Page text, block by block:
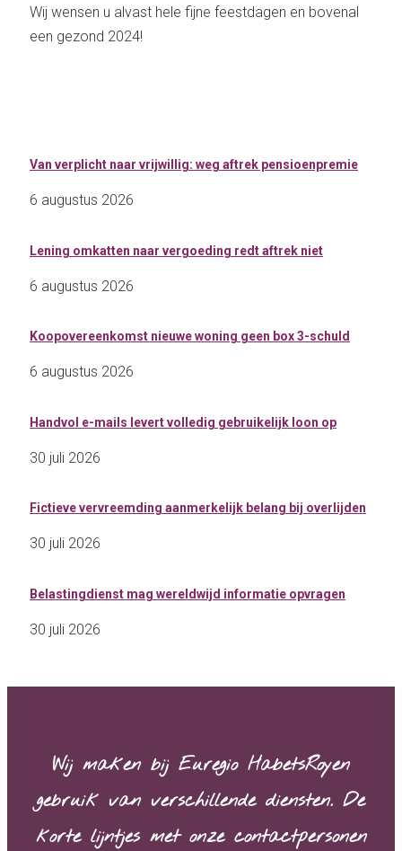
Wij wensen u alvast hele fijne feestdagen en bovenal
een gezond 2024!
Van verplicht naar vrijwillig: weg aftrek pensioenpremie
6 augustus 2026
Lening omkatten naar vergoeding redt aftrek niet
6 augustus 2026
Koopovereenkomst nieuwe woning geen box 3-schuld
6 augustus 2026
Handvol e-mails levert volledig gebruikelijk loon op
30 juli 2026
Fictieve vervreemding aanmerkelijk belang bij overlijden
30 juli 2026
Belastingdienst mag wereldwijd informatie opvragen
30 juli 2026
Wij maken bij Euregio HabetsRoyen
gebruik van verschillende diensten. De
korte lijntjes met onze contactpersonen